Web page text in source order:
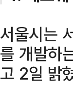
서울시는
를 개발하
고 2일 밝